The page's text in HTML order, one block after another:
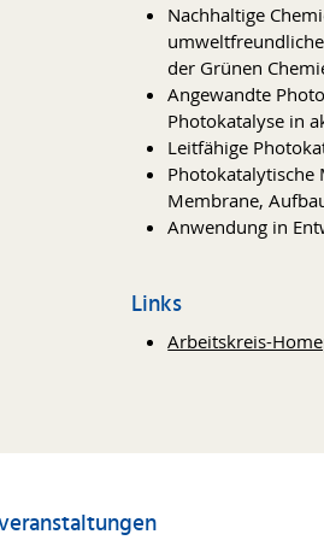
Nachhaltige
der Grünen
Angewandte
Photokatalyse in
Leitfähige
Photokatalytische
Membrane,
Anwendung in
Links
Arbeitskreis-